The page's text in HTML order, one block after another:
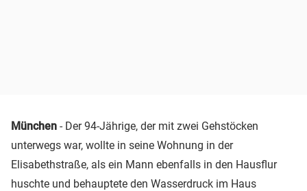
München - Der 94-Jährige, der mit zwei Gehstöcken
unterwegs war, wollte in seine Wohnung in der
Elisabethstraße, als ein Mann ebenfalls in den Hausflur
huschte und behauptete den Wasserdruck im Haus